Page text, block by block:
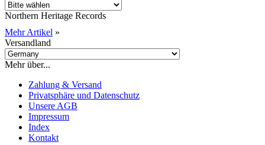
Northern Heritage Records
Mehr Artikel »
Versandland
Mehr über...
Zahlung & Versand
Privatsphäre und Datenschutz
Unsere AGB
Impressum
Index
Kontakt